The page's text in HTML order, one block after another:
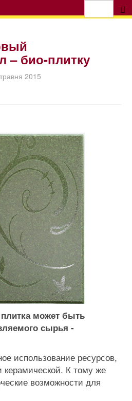
– био-плитку
2015
может быть
сырья -
использование ресурсов,
керамической. К тому же
возможности для